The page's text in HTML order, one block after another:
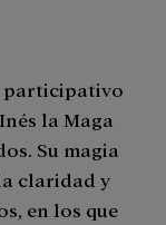
participativo
la Maga
Su magia
claridad y
en los que